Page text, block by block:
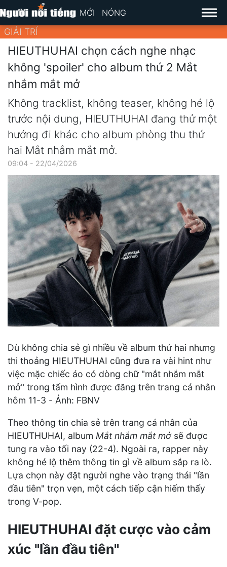
MỚI NÓNG
GIẢI TRÍ
HIEUTHUHAI chọn cách nghe nhạc
không 'spoiler' cho album thứ 2 Mắt
nhắm mắt mở
Không tracklist, không teaser, không hé lộ
trước nội dung, HIEUTHUHAI đang thử một
hướng đi khác cho album phòng thu thứ
hai Mắt nhắm mắt mở.
09:04 - 22/04/2026
Dù không chia sẻ gì nhiều về album thứ hai nhưng
thi thoảng HIEUTHUHAI cũng đưa ra vài hint như
việc mặc chiếc áo có dòng chữ "mắt nhắm mắt
mở" trong tấm hình được đăng trên trang cá nhân
hôm 11-3 - Ảnh: FBNV
Theo thông tin chia sẻ trên trang cá nhân của
HIEUTHUHAI, album Mắt nhắm mắt mởsẽ được
tung ra vào tối nay (22-4). Ngoài ra, rapper này
không hé lộ thêm thông tin gì về album sắp ra lò.
Lựa chọn này đặt người nghe vào trạng thái "lần
đầu tiên" trọn vẹn, một cách tiếp cận hiếm thấy
trong V-pop.
HIEUTHUHAI đặt cược vào cảm
xúc "lần đầu tiên"